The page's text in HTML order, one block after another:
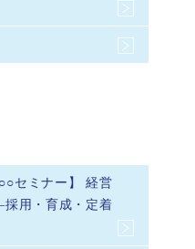
セミナー】 経営
用・育成・定着